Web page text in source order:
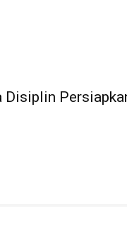
Disiplin